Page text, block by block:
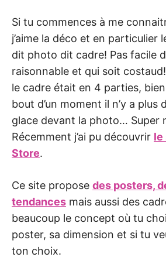
Si tu commences à me
j’aime la déco et en particulier
dit photo dit cadre! Pas facile
raisonnable et qui soit costaud!
le cadre était en 4 parties,
bout d’un moment il n’y a plus
glace devant la photo… Super
Récemment j’ai pu découvrir le
Store.
Ce site propose des posters,
tendances mais aussi des
beaucoup le concept où tu
poster, sa dimension et si tu
ton choix.